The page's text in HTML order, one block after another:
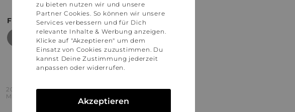
FIND MORE INSPIRATION
2016 - 2026 © Stylaholic.
Made for you with love in munich.
zu bieten nutzen wir und unsere
Partner Cookies. So können wir unsere
Services verbessern und für Dich
relevante Inhalte & Werbung anzeigen.
Klicke auf "Akzeptieren" um dem
Einsatz von Cookies zuzustimmen. Du
kannst Deine Zustimmung jederzeit
anpassen oder widerrufen.
Akzeptieren